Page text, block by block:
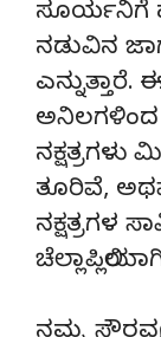
ಸೂರ್ಯನಿಗೆ
ನಡುವಿನ
ಎನ್ನುತ್ತಾರೆ.
ಅನಿಲಗಳಿಂದ
ನಕ್ಷತ್ರಗಳು
ತೂರಿವೆ,
ನಕ್ಷತ್ರಗಳ